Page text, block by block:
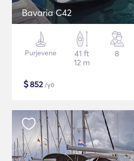
Bavaria C42
Purjevene
41 ft
12 m
8
$852/yö